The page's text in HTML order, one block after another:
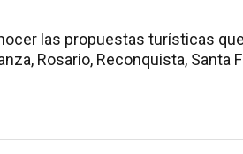
las propuestas turísticas
Rosario, Reconquista, Santa